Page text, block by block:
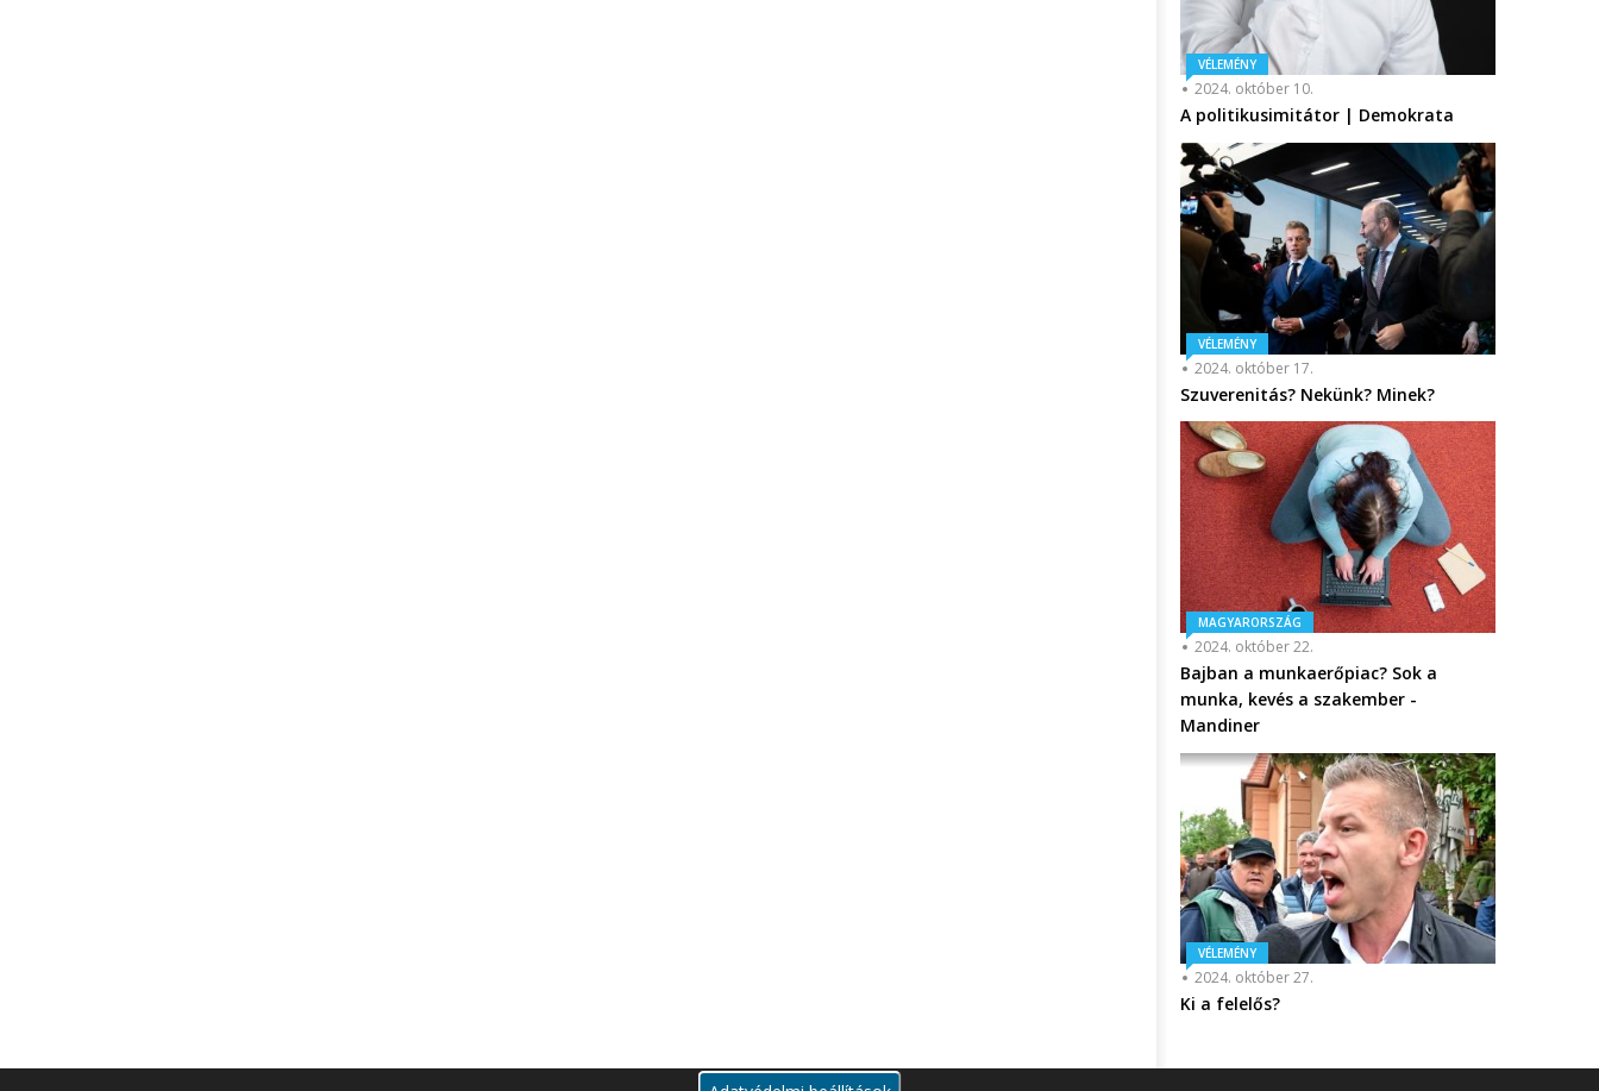
VÉLEMÉNY
2024. október 10.
A politikusimitátor | Demokrata
VÉLEMÉNY
2024. október 17.
Szuverenitás? Nekünk? Minek?
MAGYARORSZÁG
2024. október 22.
Bajban a munkaerőpiac? Sok a
munka, kevés a szakember -
Mandiner
VÉLEMÉNY
2024. október 27.
Ki a felelős?